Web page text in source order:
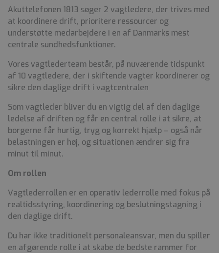
Akuttelefonen 1813 søger 2 vagtledere, der trives med
at koordinere drift, prioritere ressourcer og
understøtte medarbejdere i en af Danmarks mest
centrale sundhedsfunktioner.
Vores vagtlederteam består, på nuværende tidspunkt
af 10 vagtledere, der i skiftende vagter koordinerer og
sikre den daglige drift i vagtcentralen
Som vagtleder bliver du en vigtig del af den daglige
ledelse af driften og får en central rolle i at sikre, at
borgerne får hurtig, tryg og korrekt hjælp – også når
belastningen er høj, og situationen ændrer sig fra
minut til minut.
Om rollen
Vagtlederrollen er en operativ lederrolle med fokus på
realtidsstyring, koordinering og beslutningstagning i
den daglige drift.
Du har ikke traditionelt personaleansvar, men du spiller
en afgørende rolle i at skabe de bedste rammer for